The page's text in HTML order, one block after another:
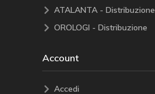
ATALANTA - Distribuzione
OROLOGI - Distribuzione
Account
Accedi